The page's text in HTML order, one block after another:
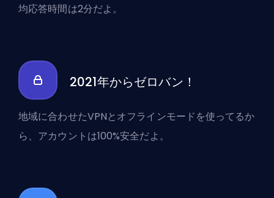
均応答時間は2分だよ。
2021年からゼロバン！
地域に合わせたVPNとオフラインモードを使ってるか
ら、アカウントは100%安全だよ。